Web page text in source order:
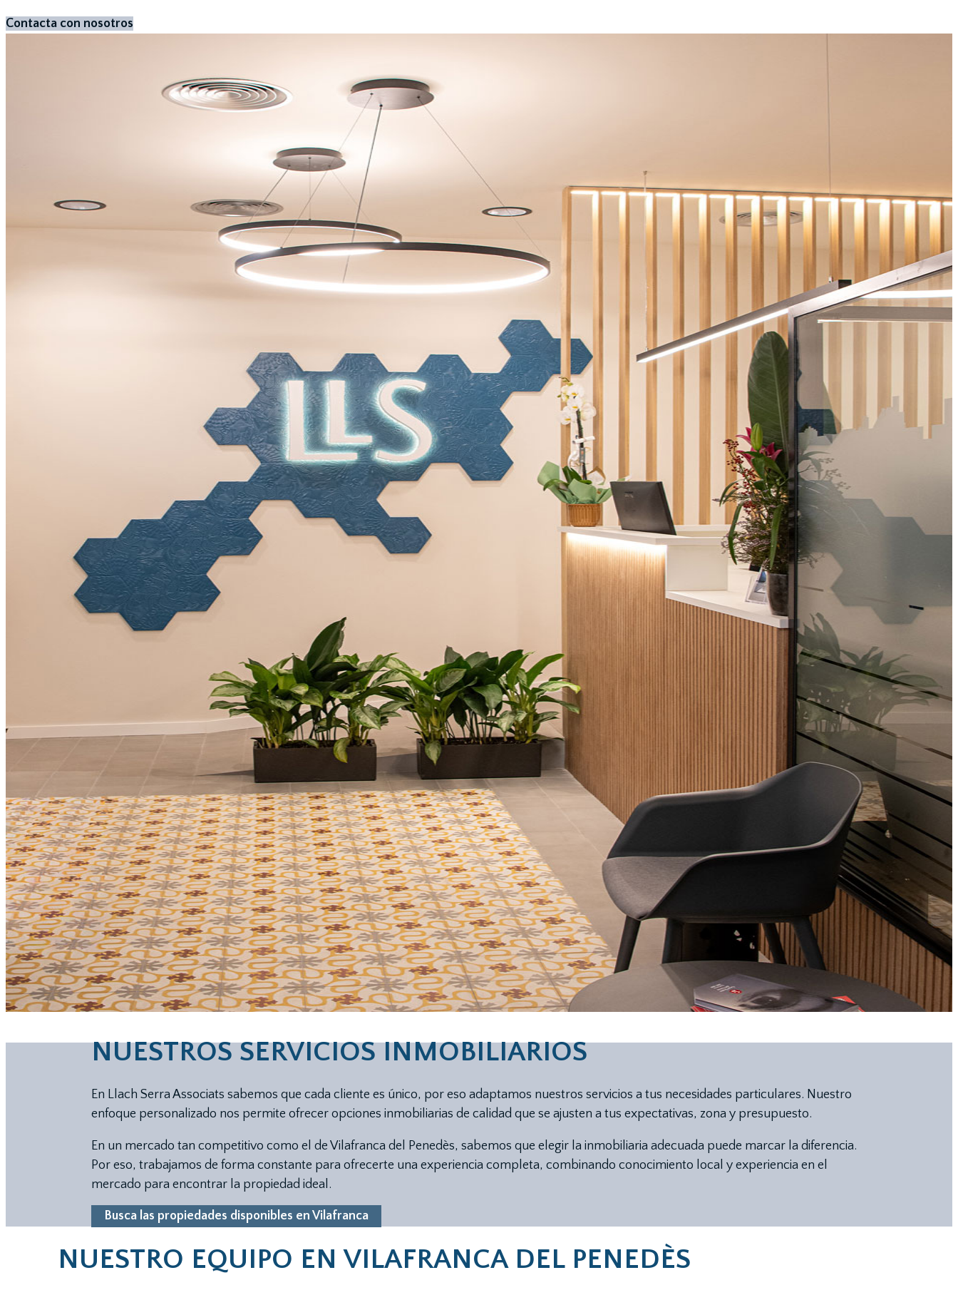
Contacta con nosotros
NUESTROS SERVICIOS INMOBILIARIOS
En Llach Serra Associats sabemos que cada cliente es único, por eso adaptamos nuestros servicios a tus necesidades particulares. Nuestro
enfoque personalizado nos permite ofrecer opciones inmobiliarias de calidad que se ajusten a tus expectativas, zona y presupuesto.
En un mercado tan competitivo como el de Vilafranca del Penedès, sabemos que elegir la inmobiliaria adecuada puede marcar la diferencia.
Por eso, trabajamos de forma constante para ofrecerte una experiencia completa, combinando conocimiento local y experiencia en el
mercado para encontrar la propiedad ideal.
Busca las propiedades disponibles en Vilafranca
NUESTRO EQUIPO EN VILAFRANCA DEL PENEDÈS